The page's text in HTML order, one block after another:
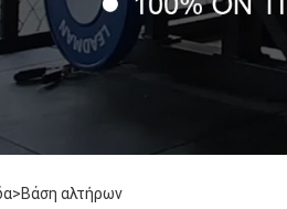
>Βάση αλτήρων